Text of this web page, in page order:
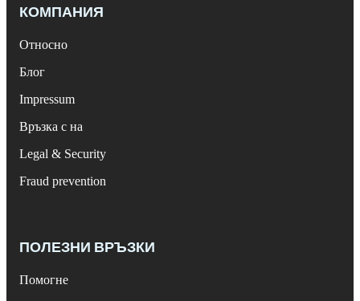
КОМПАНИЯ
Относно
Блог
Impressum
Връзка с на
Legal & Security
Fraud prevention
ПОЛЕЗНИ ВРЪЗКИ
Помогне